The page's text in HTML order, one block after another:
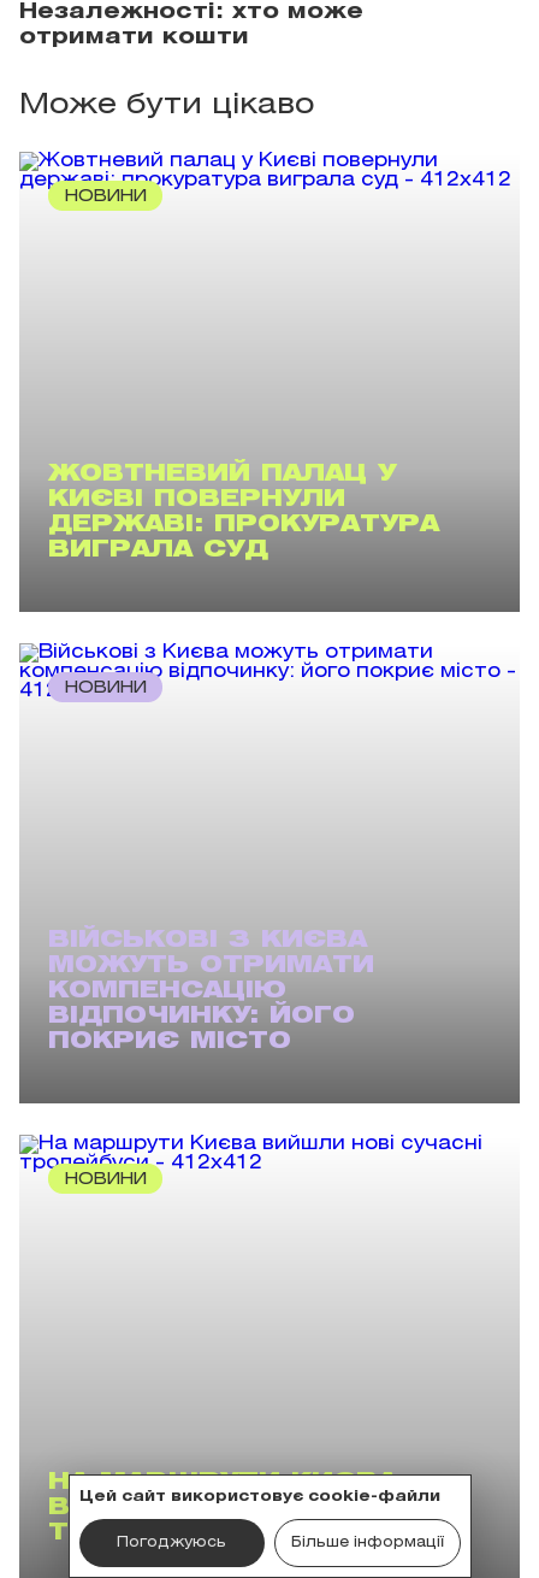
Незалежності: хто може
отримати кошти
Може бути цікаво
НОВИНИ
ЖОВТНЕВИЙ ПАЛАЦ У
КИЄВІ ПОВЕРНУЛИ
ДЕРЖАВІ: ПРОКУРАТУРА
ВИГРАЛА СУД
НОВИНИ
ВІЙСЬКОВІ З КИЄВА
МОЖУТЬ ОТРИМАТИ
КОМПЕНСАЦІЮ
ВІДПОЧИНКУ: ЙОГО
ПОКРИЄ МІСТО
НОВИНИ
НА МАРШРУТИ КИЄВА
ВИЙШЛИ НОВІ СУЧАСНІ
ТРОЛЕЙБУСИ
Цей сайт використовує cookie-файли
Погоджуюсь Більше інформації